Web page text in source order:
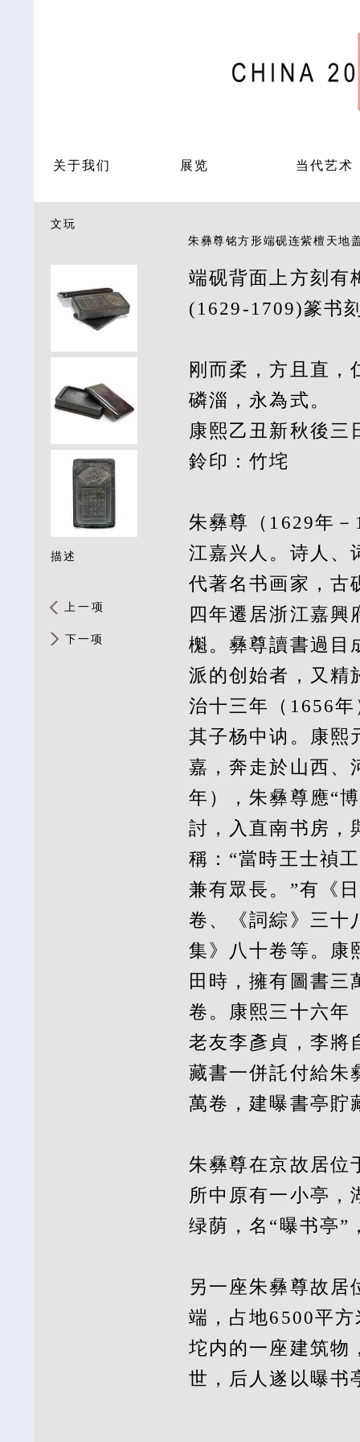
关于我们 展览 当代艺术
文玩
朱彝尊铭方形端砚连紫檀天地
描述
上一项
下一项
端砚背面上方刻有
(1629-1709)篆书
刚而柔，方且直，
磷淄，永為式。
康熙乙丑新秋後三
鈴印：竹垞
朱彝尊（1629年
江嘉兴人。诗人、
代著名书画家，古
四年遷居浙江嘉興
櫆。彝尊讀書過目
派的创始者，又精
治十三年（1656
其子杨中讷。康熙
嘉，奔走於山西、
年），朱彝尊應“
討，入直南书房，
稱：“當時王士禎
兼有眾長。”有《
卷、《詞綜》三十
集》八十卷等。康
田時，擁有圖書三
卷。康熙三十六年
老友李彥貞，李將
藏書一併託付給朱
萬卷，建曝書亭貯
朱彝尊在京故居位
所中原有一小亭，
绿荫，名“曝书亭”
另一座朱彝尊故居
端，占地6500平
坨内的一座建筑物
世，后人遂以曝书